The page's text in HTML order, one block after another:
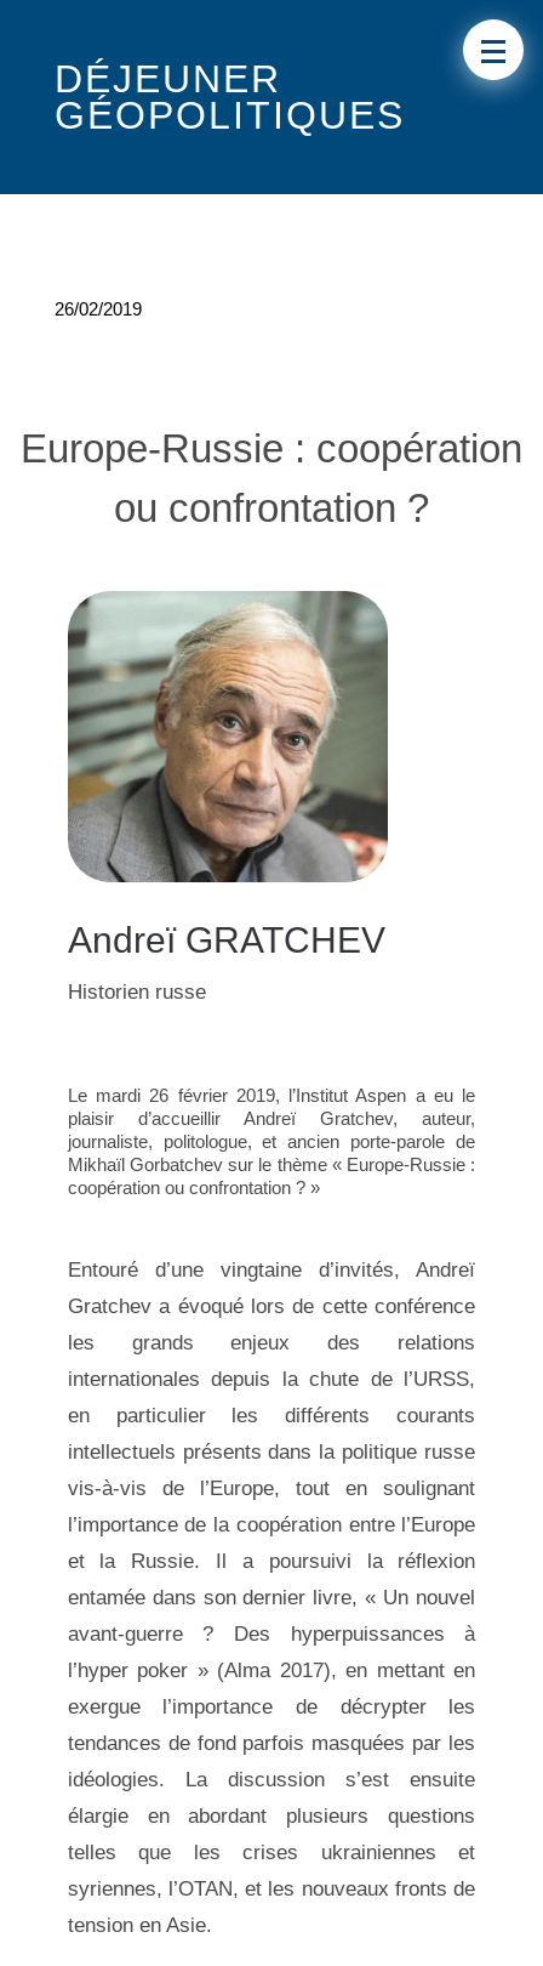
DÉJEUNER
GÉOPOLITIQUES
26/02/2019
Europe-Russie : coopération
ou confrontation ?
Andreï GRATCHEV
Historien russe
Le mardi 26 février 2019, l’Institut Aspen a eu le
plaisir d’accueillir Andreï Gratchev, auteur,
journaliste, politologue, et ancien porte-parole de
Mikhaïl Gorbatchev sur le thème « Europe-Russie :
coopération ou confrontation ? »
Entouré d’une vingtaine d’invités, Andreï
Gratchev a évoqué lors de cette conférence
les grands enjeux des relations
internationales depuis la chute de l’URSS,
en particulier les différents courants
intellectuels présents dans la politique russe
vis-à-vis de l’Europe, tout en soulignant
l’importance de la coopération entre l’Europe
et la Russie. Il a poursuivi la réflexion
entamée dans son dernier livre, « Un nouvel
avant-guerre ? Des hyperpuissances à
l’hyper poker » (Alma 2017), en mettant en
exergue l’importance de décrypter les
tendances de fond parfois masquées par les
idéologies. La discussion s’est ensuite
élargie en abordant plusieurs questions
telles que les crises ukrainiennes et
syriennes, l’OTAN, et les nouveaux fronts de
tension en Asie.